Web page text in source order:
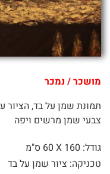
מושכר / נמכר
תמונת שמן על בד, הציור
צבעי שמן מרשים ויפה
גודל: 160 X
60 ס"מ
טכניקה: ציור שמן על בד